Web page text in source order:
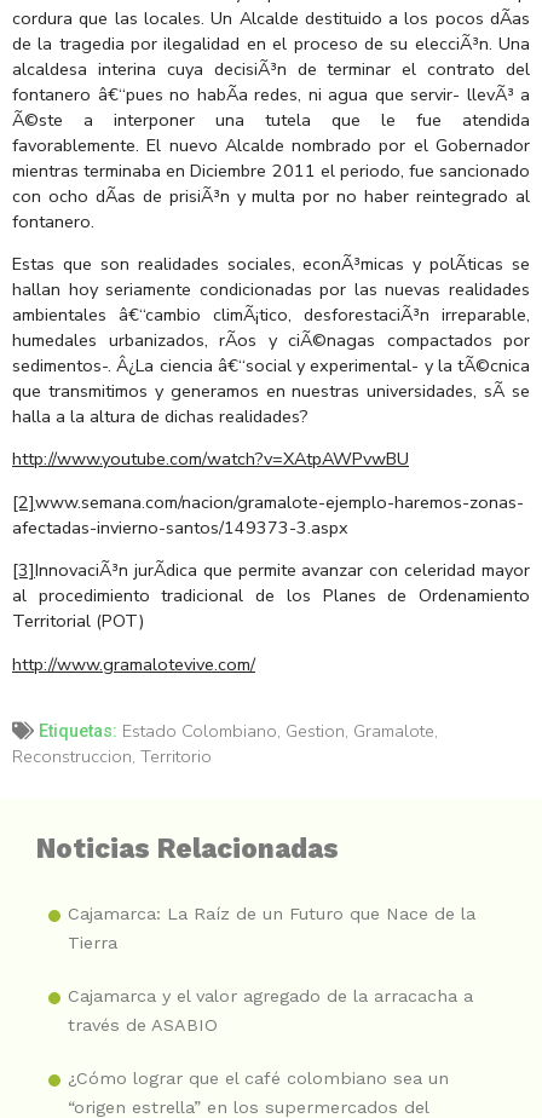
cordura que las locales. Un Alcalde destituido a los pocos dÃ­as
de la tragedia por ilegalidad en el proceso de su elecciÃ³n. Una
alcaldesa interina cuya decisiÃ³n de terminar el contrato del
fontanero â€“pues no habÃ­a redes, ni agua que servir- llevÃ³ a
Ã©ste a interponer una tutela que le fue atendida
favorablemente. El nuevo Alcalde nombrado por el Gobernador
mientras terminaba en Diciembre 2011 el periodo, fue sancionado
con ocho dÃ­as de prisiÃ³n y multa por no haber reintegrado al
fontanero.
Estas que son realidades sociales, econÃ³micas y polÃ­ticas se
hallan hoy seriamente condicionadas por las nuevas realidades
ambientales â€“cambio climÃ¡tico, desforestaciÃ³n irreparable,
humedales urbanizados, rÃ­os y ciÃ©nagas compactados por
sedimentos-. Â¿La ciencia â€“social y experimental- y la tÃ©cnica
que transmitimos y generamos en nuestras universidades, sÃ­ se
halla a la altura de dichas realidades?
http://www.youtube.com/watch?v=XAtpAWPvwBU
[2]www.semana.com/nacion/gramalote-ejemplo-haremos-zonas-
afectadas-invierno-santos/149373-3.aspx
[3]InnovaciÃ³n jurÃ­dica que permite avanzar con celeridad mayor
al procedimiento tradicional de los Planes de Ordenamiento
Territorial (POT)
http://www.gramalotevive.com/
Etiquetas: Estado Colombiano, Gestion, Gramalote,
Reconstruccion, Territorio
Noticias Relacionadas
Cajamarca: La Raíz de un Futuro que Nace de la
Tierra
Cajamarca y el valor agregado de la arracacha a
través de ASABIO
¿Cómo lograr que el café colombiano sea un
“origen estrella” en los supermercados del